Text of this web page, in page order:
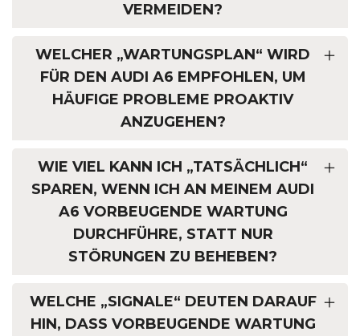
VERMEIDEN?
WELCHER „WARTUNGSPLAN“ WIRD
FÜR DEN AUDI A6 EMPFOHLEN, UM
HÄUFIGE PROBLEME PROAKTIV
ANZUGEHEN?
WIE VIEL KANN ICH „TATSÄCHLICH“
SPAREN, WENN ICH AN MEINEM AUDI
A6 VORBEUGENDE WARTUNG
DURCHFÜHRE, STATT NUR
STÖRUNGEN ZU BEHEBEN?
WELCHE „SIGNALE“ DEUTEN DARAUF
HIN, DASS VORBEUGENDE WARTUNG